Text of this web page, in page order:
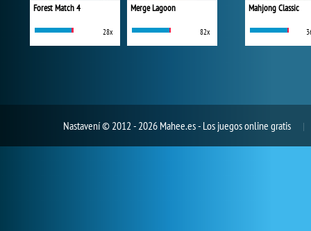
Forest Match 4
28x
Merge Lagoon
82x
Mahjong Classic
Nastavení© 2012 - 2026 Mahee.es - Los juegos online gratis